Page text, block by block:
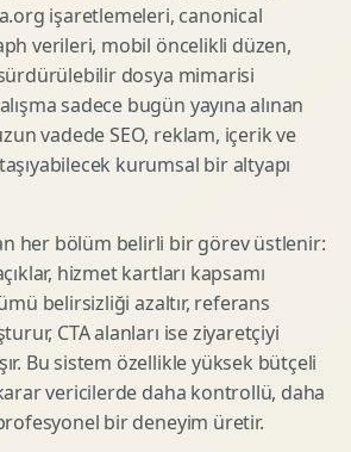
işaretlemeleri, canonical
verileri, mobil öncelikli düzen,
dosya mimarisi
sadece bugün yayına alınan
vadede SEO, reklam, içerik ve
kurumsal bir altyapı
her bölüm belirli bir görev üstlenir:
hizmet kartları kapsamı
belirsizliği azaltır, referans
CTA alanları ise ziyaretçiyi
Bu sistem özellikle yüksek bütçeli
vericilerde daha kontrollü, daha
bir deneyim üretir.